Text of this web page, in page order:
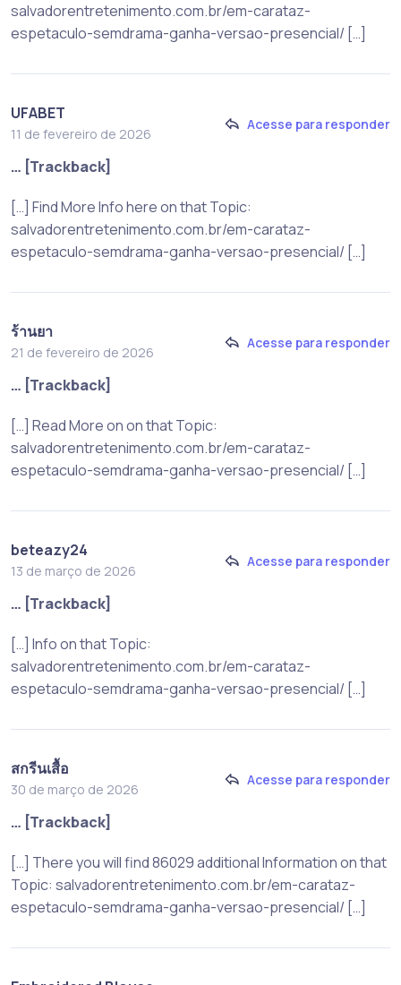
salvadorentretenimento.com.br/em-carataz-
espetaculo-semdrama-ganha-versao-presencial/ […]
UFABET
11 de fevereiro de 2026
Acesse para responder
… [Trackback]
[…] Find More Info here on that Topic:
salvadorentretenimento.com.br/em-carataz-
espetaculo-semdrama-ganha-versao-presencial/ […]
ร้านยา
21 de fevereiro de 2026
Acesse para responder
… [Trackback]
[…] Read More on on that Topic:
salvadorentretenimento.com.br/em-carataz-
espetaculo-semdrama-ganha-versao-presencial/ […]
beteazy24
13 de março de 2026
Acesse para responder
… [Trackback]
[…] Info on that Topic:
salvadorentretenimento.com.br/em-carataz-
espetaculo-semdrama-ganha-versao-presencial/ […]
สกรีนเสื้อ
30 de março de 2026
Acesse para responder
… [Trackback]
[…] There you will find 86029 additional Information on that
Topic: salvadorentretenimento.com.br/em-carataz-
espetaculo-semdrama-ganha-versao-presencial/ […]